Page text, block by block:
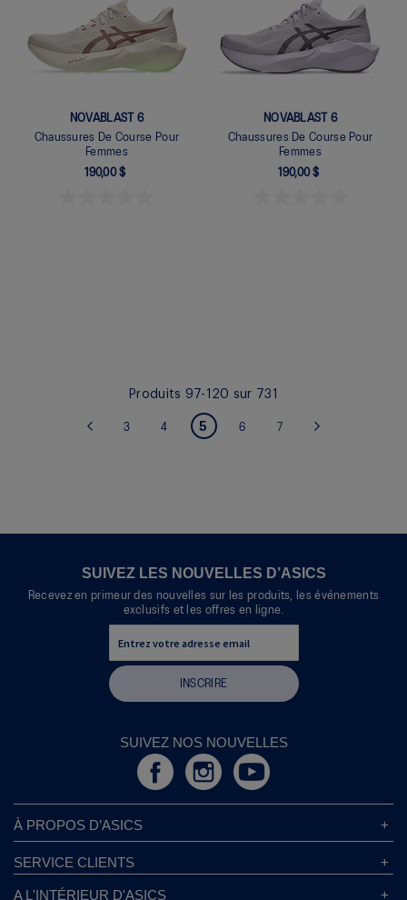
NOVABLAST 6
Chaussures De Course Pour
Femmes
190,00 $
NOVABLAST 6
Chaussures De Course Pour
Femmes
190,00 $
Produits 97-120 sur 731
PAGE
Précédent
Page
3 Page
4
Vous lisez actuellement
5 Page
6 Page
7
SUIVEZ LES NOUVELLES D’ASICS
Recevez en primeur des nouvelles sur les produits, les événements
exclusifs et les offres en ligne.
INSCRIRE
SUIVEZ NOS NOUVELLES
À PROPOS D’ASICS
Responsabilités d’entreprise
Politique de Confidentialité
SERVICE CLIENTS
Magasins ASICS
A L'INTÉRIEUR D'ASICS